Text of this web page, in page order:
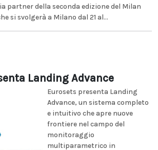
partner della seconda edizione del Milan
si svolgerà a Milano dal 21 al...
Landing Advance
Eurosets presenta Landing
Advance, un sistema completo
e intuitivo che apre nuove
frontiere nel campo del
monitoraggio
multiparametrico in